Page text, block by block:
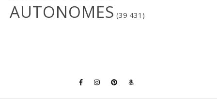
AUTONOMES (39 431)